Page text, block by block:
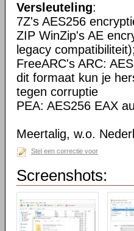
Versleuteling:
7Z's AES256
ZIP WinZip's AE
legacy
FreeARC's ARC:
dit formaat kun je
tegen corruptie
PEA: AES256 EAX
Meertalig, w.o.
Stel een correctie voor
Screenshots: